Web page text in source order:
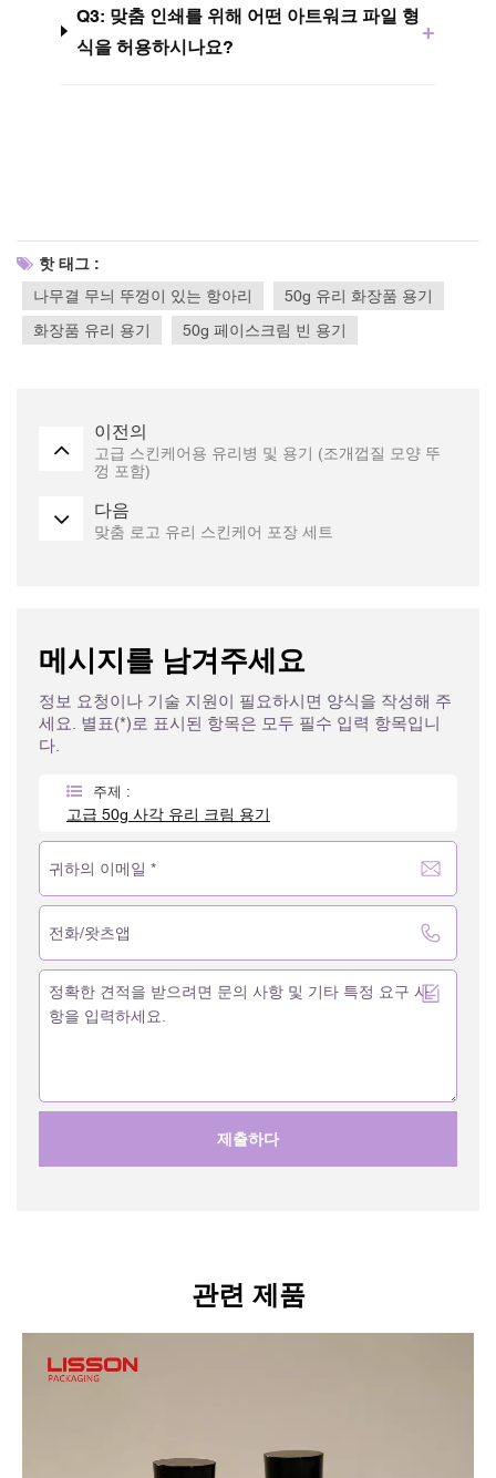
Q3: 맞춤 인쇄를 위해 어떤 아트워크 파일 형
식을 허용하시나요?
+
핫 태그 :
나무결 무늬 뚜껑이 있는 항아리
50g 유리 화장품 용기
화장품 유리 용기
50g 페이스크림 빈 용기
이전의
고급 스킨케어용 유리병 및 용기 (조개껍질 모양 뚜
껑 포함)
다음
맞춤 로고 유리 스킨케어 포장 세트
메시지를 남겨주세요
정보 요청이나 기술 지원이 필요하시면 양식을 작성해 주
세요. 별표(*)로 표시된 항목은 모두 필수 입력 항목입니
다.
주제 :
고급 50g 사각 유리 크림 용기
제출하다
관련 제품